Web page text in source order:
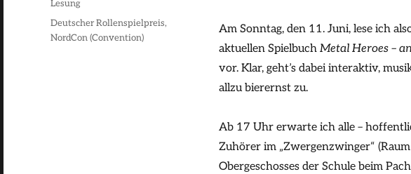
Am Sonntag, den 11. Juni, lese ich
aktuellen Spielbuch Metal Heroes –
vor. Klar, geht’s dabei interaktiv,
allzu bierernst zu.
Ab 17 Uhr erwarte ich alle –
Zuhörer im „Zwergenzwinger“
Obergeschosses der Schule beim
Lesung
Schlagwörter
Deutscher Rollenspielpreis,
NordCon (Convention)